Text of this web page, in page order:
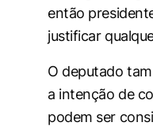
então
justificar
O deputado
a intenção de
podem ser